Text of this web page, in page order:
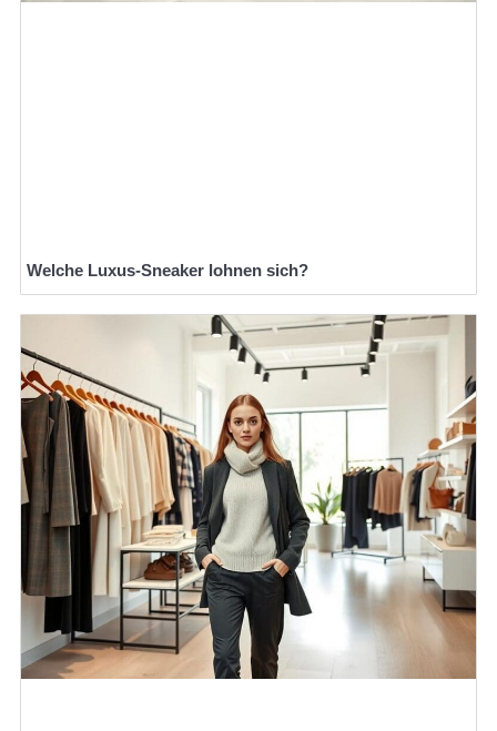
Welche Luxus-Sneaker lohnen sich?